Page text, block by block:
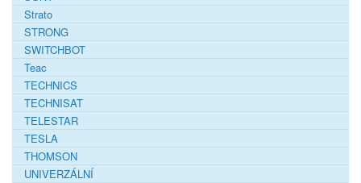
Strato
STRONG
SWITCHBOT
Teac
TECHNICS
TECHNISAT
TELESTAR
TESLA
THOMSON
UNIVERZÁLNÍ